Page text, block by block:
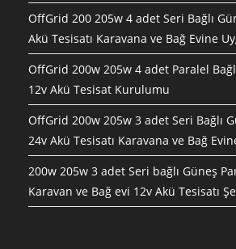
OffGrid 200 205w 4 adet Seri Bağlı
Akü Tesisatı Karavana ve Bağ Evine
OffGrid 200w 205w 4 adet Paralel
12v Akü Tesisat Kurulumu
OffGrid 200w 205w 3 adet Seri Bağlı
24v Akü Tesisatı Karavana ve Bağ
200w 205w 3 adet Seri bağlı Güneş
Karavan ve Bağ evi 12v Akü Tesisatı